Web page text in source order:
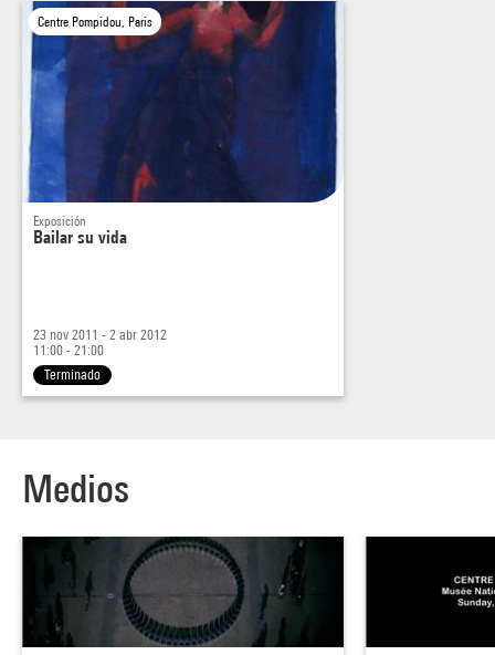
Centre Pompidou, Paris
Exposición
Bailar su vida
23 nov 2011 - 2 abr 2012
11:00 - 21:00
Terminado
Medios